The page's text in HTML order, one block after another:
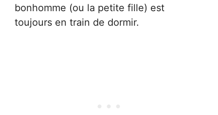
bonhomme (ou la petite fille) est
toujours en train de dormir.